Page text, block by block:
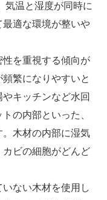
気温と湿度が同時に
適な環境が整いや
を重視する傾向が
繁になりやすいと
キッチンなど水回
の内部といった、
木材の内部に湿気
ビの細胞がどんど
ない木材を使用し